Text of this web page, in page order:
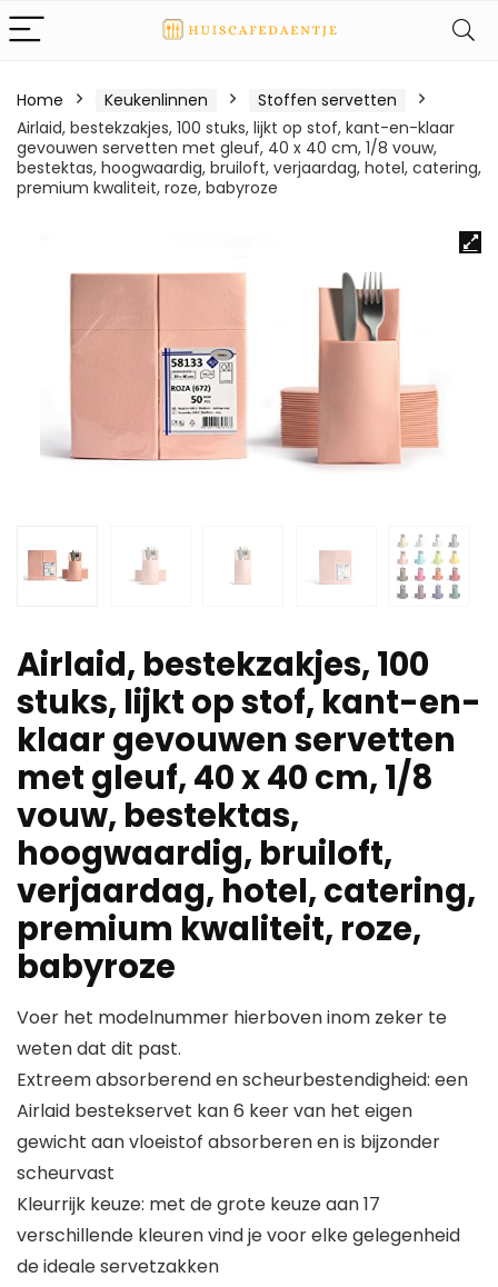
Home Keukenlinnen
Stoffen servetten
Airlaid, bestekzakjes, 100 stuks, lijkt op stof, kant-en-klaar
gevouwen servetten met gleuf, 40 x 40 cm, 1/8 vouw,
bestektas, hoogwaardig, bruiloft, verjaardag, hotel, catering,
premium kwaliteit, roze, babyroze
Airlaid, bestekzakjes, 100
stuks, lijkt op stof, kant-en-
klaar gevouwen servetten
met gleuf, 40 x 40 cm, 1/8
vouw, bestektas,
hoogwaardig, bruiloft,
verjaardag, hotel, catering,
premium kwaliteit, roze,
babyroze
Voer het modelnummer hierboven inom zeker te
weten dat dit past.
Extreem absorberend en scheurbestendigheid: een
Airlaid bestekservet kan 6 keer van het eigen
gewicht aan vloeistof absorberen en is bijzonder
scheurvast
Kleurrijk keuze: met de grote keuze aan 17
verschillende kleuren vind je voor elke gelegenheid
de ideale servetzakken